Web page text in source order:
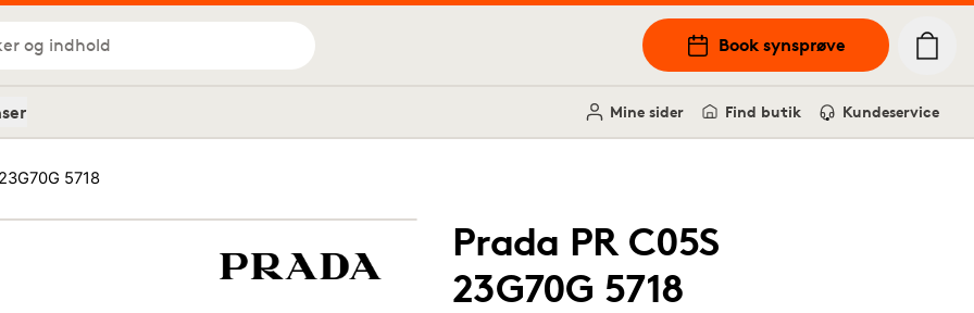
og indhold Book synsprøve
Mine sider Find butik Kundeservice
5718
Prada PR C05S
23G70G 5718